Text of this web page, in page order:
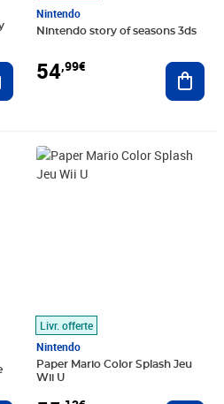
au panier
Nintendo
Nintendo story of seasons 3ds
54,99€
Livr. offerte
Nintendo
Paper Mario Color Splash Jeu
Wii U
Prix 55,13€